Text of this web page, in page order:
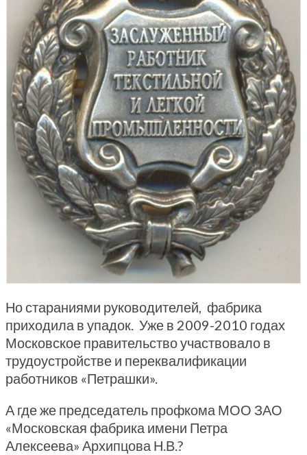
Но стараниями руководителей, фабрика
приходила в упадок. Уже в 2009-2010 годах
Московское правительство участвовало в
трудоустройстве и переквалификации
работников «Петрашки».
А где же председатель профкома МОО ЗАО
«Московская фабрика имени Петра
Алексеева» Архипцова Н.В.?